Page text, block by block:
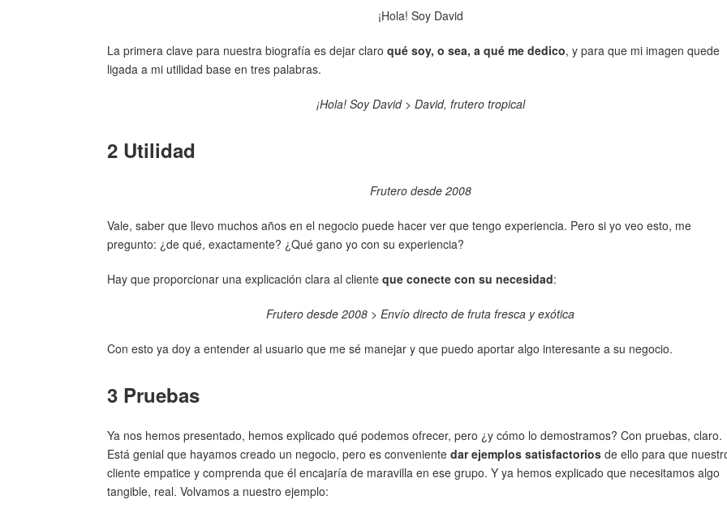
¡Hola! Soy David
La primera clave para nuestra biografía es dejar claro qué soy, o sea, a qué me dedico, y para que mi imagen quede
ligada a mi utilidad base en tres palabras.
¡Hola! Soy David > David, frutero tropical
2 Utilidad
Frutero desde 2008
Vale, saber que llevo muchos años en el negocio puede hacer ver que tengo experiencia. Pero si yo veo esto, me
pregunto: ¿de qué, exactamente? ¿Qué gano yo con su experiencia?
Hay que proporcionar una explicación clara al cliente que conecte con su necesidad:
Frutero desde 2008 > Envío directo de fruta fresca y exótica
Con esto ya doy a entender al usuario que me sé manejar y que puedo aportar algo interesante a su negocio.
3 Pruebas
Ya nos hemos presentado, hemos explicado qué podemos ofrecer, pero ¿y cómo lo demostramos? Con pruebas, claro.
Está genial que hayamos creado un negocio, pero es conveniente dar ejemplos satisfactorios de ello para que
cliente empatice y comprenda que él encajaría de maravilla en ese grupo. Y ya hemos explicado que necesitamos algo
tangible, real. Volvamos a nuestro ejemplo: